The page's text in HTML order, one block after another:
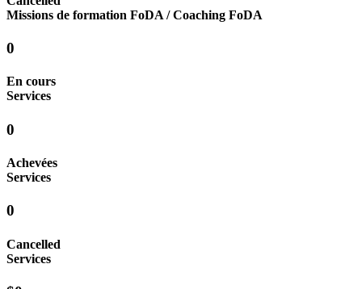
Missions de formation FoDA / Coaching FoDA
0
En cours
Services
0
Achevées
Services
0
Cancelled
Services